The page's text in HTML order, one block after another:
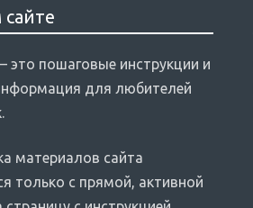
это пошаговые инструкции и
для любителей
материалов сайта
только с прямой, активной